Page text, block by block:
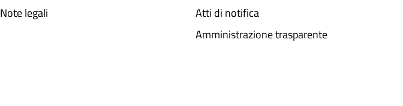
Note legali
Atti di notifica
Amministrazione trasparente